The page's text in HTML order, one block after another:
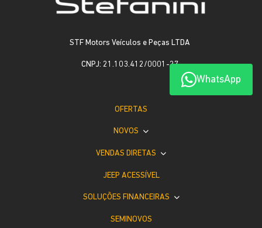
WhatsApp
STF Motors Veículos e Peças LTDA
CNPJ: 21.103.412/0001-27
OFERTAS
NOVOS
VENDAS DIRETAS
JEEP ACESSÍVEL
SOLUÇÕES FINANCEIRAS
SEMINOVOS